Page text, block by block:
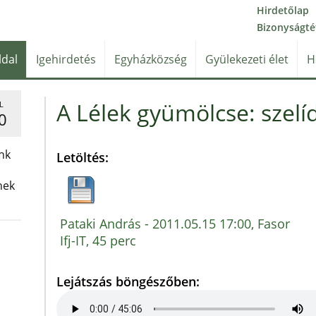
Hirdetőlap
Igehirdetés Egyházközség Gyülekezeti élet
A Lélek gyümölcse:
Letöltés:
Pataki András - 2011.05.15 17:00, Fasor
Ifj-IT, 45 perc
Lejátszás böngészőben: